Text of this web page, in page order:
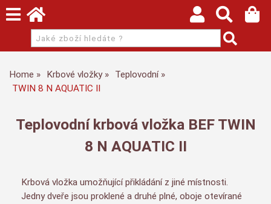
Home Krbové vložky
Teplovodní
TWIN 8 N AQUATIC II
Teplovodní krbová vložka BEF TWIN
8 N AQUATIC II
Krbová vložka umožňující přikládání z jiné místnosti.
Jedny dveře jsou proklené a druhé plné, oboje otevírané